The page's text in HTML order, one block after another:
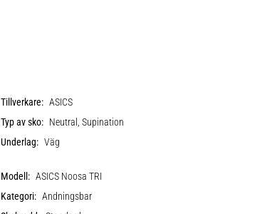
Tillverkare: ASICS
Typ av sko: Neutral, Supination
Underlag: Väg
Modell: ASICS Noosa TRI
Kategori: Andningsbar